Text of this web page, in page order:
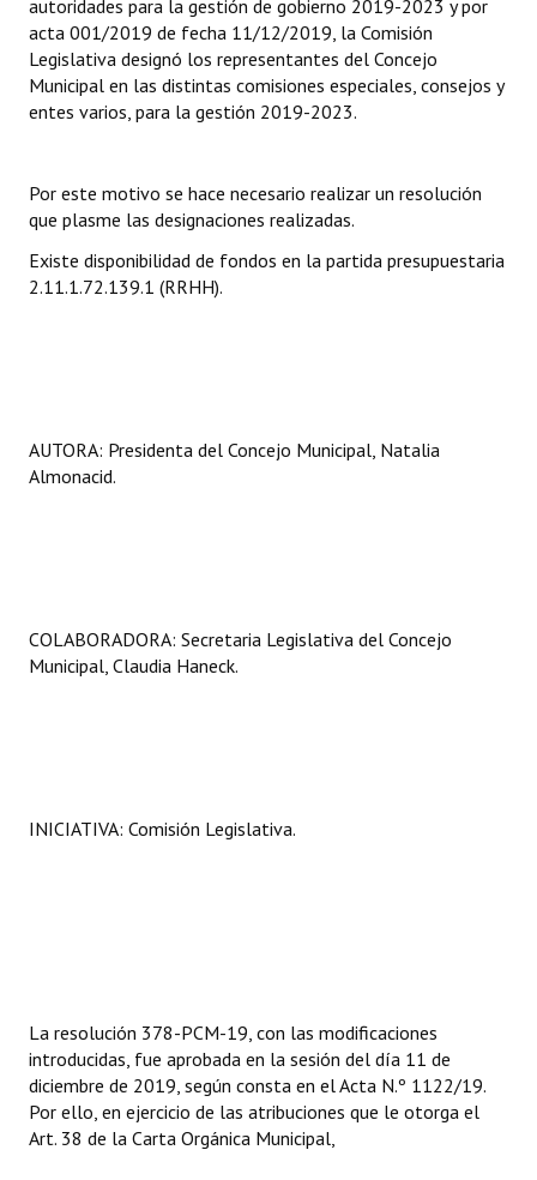
autoridades para la gestión de gobierno 2019-2023 y por
acta 001/2019 de fecha 11/12/2019, la Comisión
Legislativa designó los representantes del Concejo
Municipal en las distintas comisiones especiales, consejos y
entes varios, para la gestión 2019-2023.
Por este motivo se hace necesario realizar un resolución
que plasme las designaciones realizadas.
Existe disponibilidad de fondos en la partida presupuestaria
2.11.1.72.139.1 (RRHH).
AUTORA: Presidenta del Concejo Municipal, Natalia
Almonacid.
COLABORADORA: Secretaria Legislativa del Concejo
Municipal, Claudia Haneck.
INICIATIVA: Comisión Legislativa.
La resolución 378-PCM-19, con las modificaciones
introducidas, fue aprobada en la sesión del día 11 de
diciembre de 2019, según consta en el Acta N.º 1122/19.
Por ello, en ejercicio de las atribuciones que le otorga el
Art. 38 de la Carta Orgánica Municipal,